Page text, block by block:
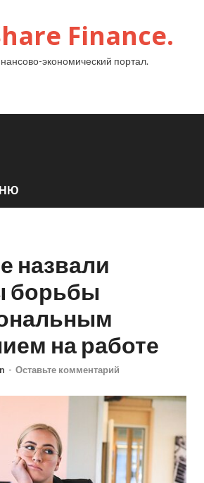
Finance.
экономический портал.
назвали
борьбы
на работе
- Оставьте комментарий